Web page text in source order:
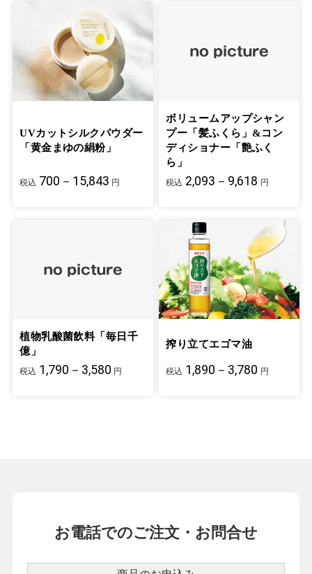
UVカットシルクパウダー
「黄金まゆの絹粉」
税込 700－15,843 円
ボリュームアップシャン
プー「髪ふくら」&コン
ディショナー「艶ふく
ら」
税込 2,093－9,618 円
植物乳酸菌飲料「毎日千
億」
税込 1,790－3,580 円
搾り立てエゴマ油
税込 1,890－3,780 円
お電話でのご注文・お問合せ